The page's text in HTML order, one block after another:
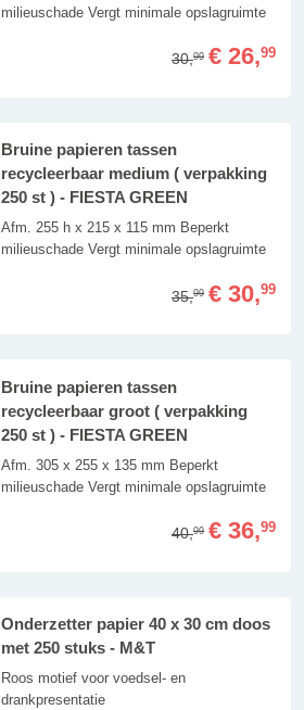
milieuschade Vergt minimale opslagruimte
30,99 € 26,99
Bruine papieren tassen
recycleerbaar medium ( verpakking
250 st ) - FIESTA GREEN
Afm. 255 h x 215 x 115 mm Beperkt
milieuschade Vergt minimale opslagruimte
35,99 € 30,99
Bruine papieren tassen
recycleerbaar groot ( verpakking
250 st ) - FIESTA GREEN
Afm. 305 x 255 x 135 mm Beperkt
milieuschade Vergt minimale opslagruimte
40,99 € 36,99
Onderzetter papier 40 x 30 cm doos
met 250 stuks - M&T
Roos motief voor voedsel- en
drankpresentatie